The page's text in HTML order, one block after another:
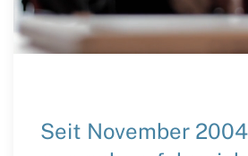
Seit November